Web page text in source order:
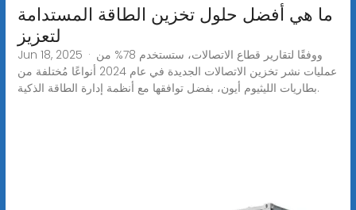
ما هي أفضل حلول تخزين الطاقة المستدامة
لتعزيز
Jun 18, 2025 · ووفقًا لتقارير قطاع الاتصالات، ستستخدم 78% من
عمليات نشر تخزين الاتصالات الجديدة في عام 2024 أنواعًا مُختلفة من
بطاريات الليثيوم أيون، بفضل توافقها مع أنظمة إدارة الطاقة الذكية.